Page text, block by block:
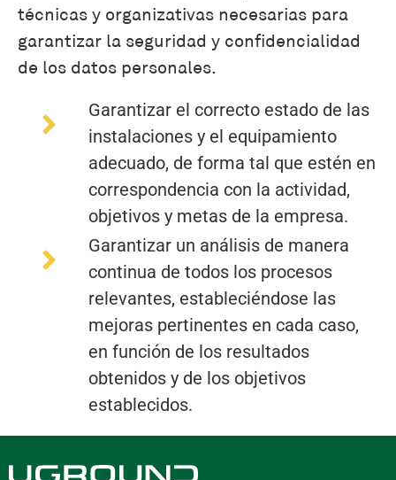
técnicas y organizativas necesarias para
garantizar la seguridad y confidencialidad
de los datos personales.
Garantizar el correcto estado de las
instalaciones y el equipamiento
adecuado, de forma tal que estén en
correspondencia con la actividad,
objetivos y metas de la empresa.
Garantizar un análisis de manera
continua de todos los procesos
relevantes, estableciéndose las
mejoras pertinentes en cada caso,
en función de los resultados
obtenidos y de los objetivos
establecidos.